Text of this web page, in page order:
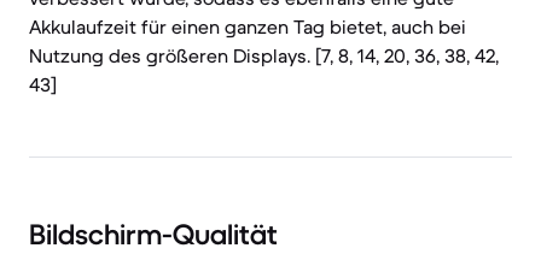
Akkulaufzeit für einen ganzen Tag bietet, auch bei
Nutzung des größeren Displays. [7, 8, 14, 20, 36, 38, 42,
43]
Bildschirm-Qualität